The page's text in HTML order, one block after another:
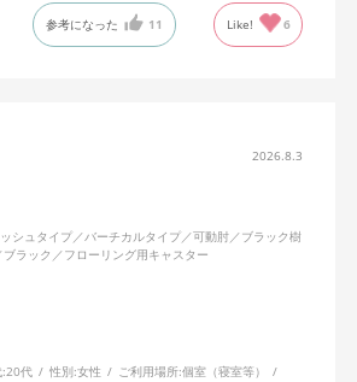
ヘッドレストありで購入して良かったと思
機能もちゃんとあります。
参考になった 11 Like! 6
2026.8.3
シュタイプ／バーチカルタイプ／可動肘／ブラック樹
ラック／フローリング用キャスター
:20代 性別:女性 ご利用場所:個室（寝室等）